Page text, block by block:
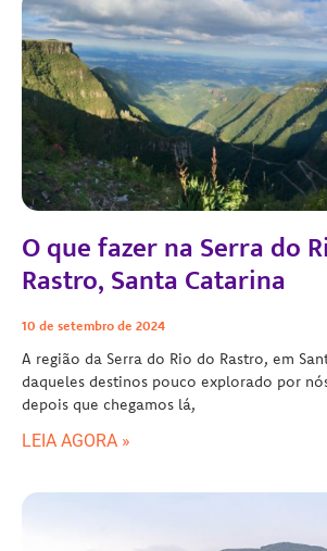
O que fazer na Serra do
Rastro, Santa Catarina
10 de setembro de 2024
A região da Serra do Rio do Rastro, em
daqueles destinos pouco explorado por
depois que chegamos lá,
LEIA AGORA »